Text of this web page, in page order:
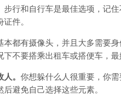
步行和自行车是最佳选项，记
件。
本都有摄像头，并且大多需要
下不要搭乘出租车或搭便车，
人。 你想躲什么人很重要，你
后避免自己选择这些元素。